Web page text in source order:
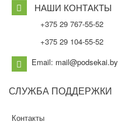
НАШИ КОНТАКТЫ
+375 29 767-55-52
+375 29 104-55-52
Email: mail@podsekai.by
СЛУЖБА ПОДДЕРЖКИ
Контакты